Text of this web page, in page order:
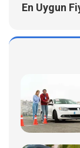
En Uygun